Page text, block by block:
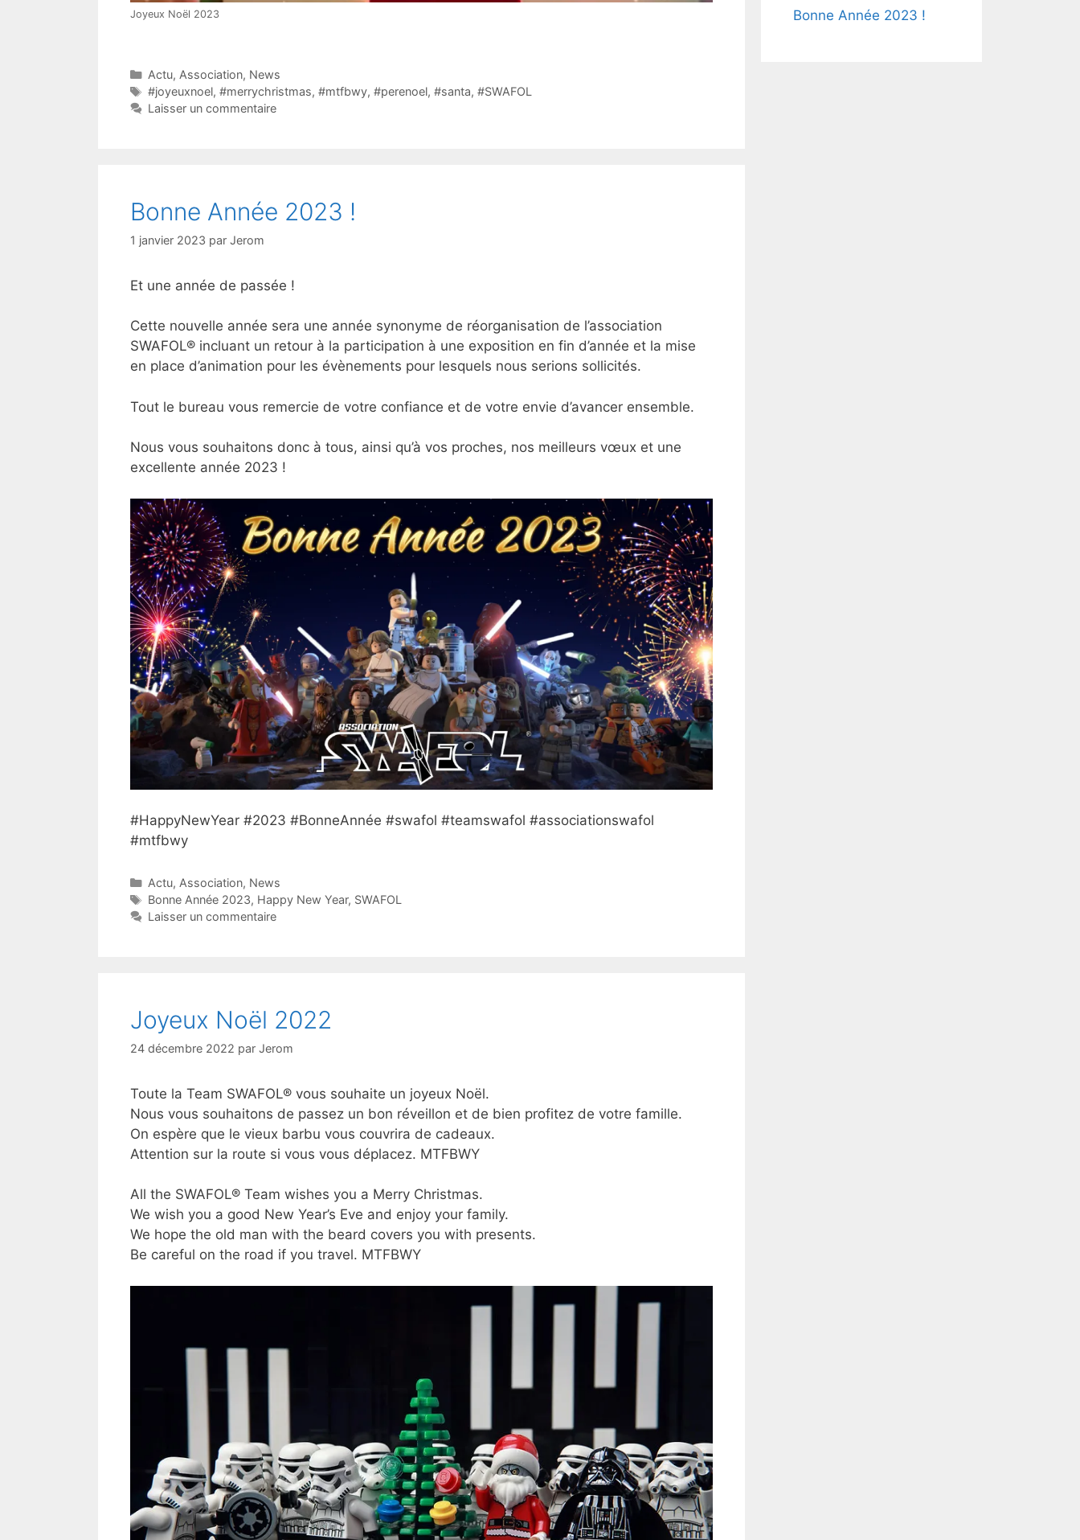
Joyeux Noël 2023
Catégories
Actu, Association, News
Étiquettes
#joyeuxnoel, #merrychristmas, #mtfbwy, #perenoel, #santa, #SWAFOL
Laisser un commentaire
Bonne Année 2023 !
1 janvier 2023 par Jerom
Et une année de passée !
Cette nouvelle année sera une année synonyme de réorganisation de l’association
SWAFOL® incluant un retour à la participation à une exposition en fin d’année et la mise
en place d’animation pour les évènements pour lesquels nous serions sollicités.
Tout le bureau vous remercie de votre confiance et de votre envie d’avancer ensemble.
Nous vous souhaitons donc à tous, ainsi qu’à vos proches, nos meilleurs vœux et une
excellente année 2023 !
#HappyNewYear #2023 #BonneAnnée #swafol #teamswafol #associationswafol
#mtfbwy
Catégories
Actu, Association, News
Étiquettes
Bonne Année 2023, Happy New Year, SWAFOL
Laisser un commentaire
Joyeux Noël 2022
24 décembre 2022 par Jerom
Toute la Team SWAFOL® vous souhaite un joyeux Noël.
Nous vous souhaitons de passez un bon réveillon et de bien profitez de votre famille.
On espère que le vieux barbu vous couvrira de cadeaux.
Attention sur la route si vous vous déplacez. MTFBWY
All the SWAFOL® Team wishes you a Merry Christmas.
We wish you a good New Year’s Eve and enjoy your family.
We hope the old man with the beard covers you with presents.
Be careful on the road if you travel. MTFBWY
Bonne Année 2023 !